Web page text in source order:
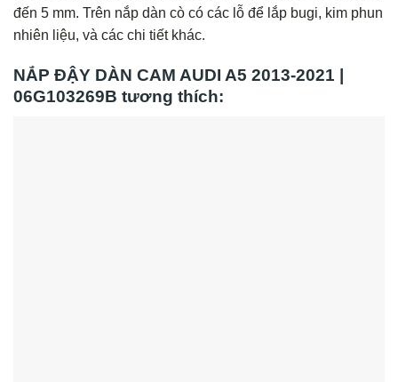
đến 5 mm. Trên nắp dàn cò có các lỗ để lắp bugi, kim phun
nhiên liệu, và các chi tiết khác.
NẮP ĐẬY DÀN CAM AUDI A5 2013-2021 |
06G103269B tương thích: